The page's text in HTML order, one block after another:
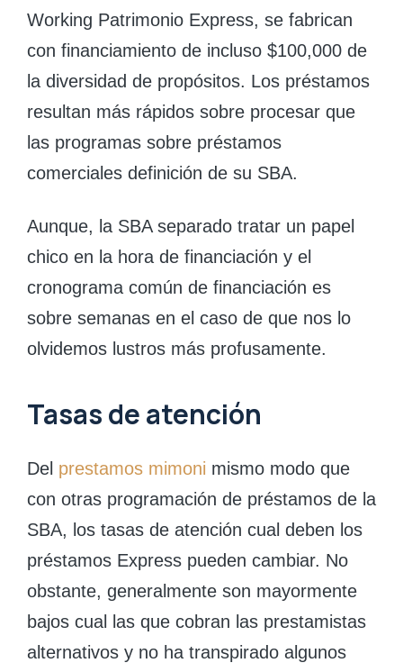
Working Patrimonio Express, se fabrican
con financiamiento de incluso $100,000 de
la diversidad de propósitos. Los préstamos
resultan más rápidos sobre procesar que
las programas sobre préstamos
comerciales definición de su SBA.
Aunque, la SBA separado tratar un papel
chico en la hora de financiación y el
cronograma común de financiación es
sobre semanas en el caso de que nos lo
olvidemos lustros más profusamente.
Tasas de atención
Del prestamos mimoni mismo modo que
con otras programación de préstamos de la
SBA, los tasas de atención cual deben los
préstamos Express pueden cambiar. No
obstante, generalmente son mayormente
bajos cual las que cobran las prestamistas
alternativos y no ha transpirado algunos